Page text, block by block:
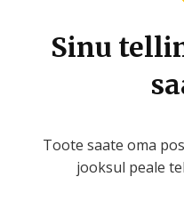
Sinu
Toote saate oma
jooksul peale